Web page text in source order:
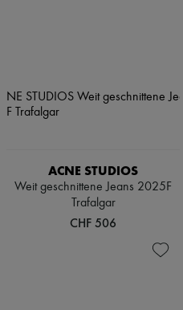
ACNE STUDIOS
Weit geschnittene Jeans 2025F
Trafalgar
CHF 506